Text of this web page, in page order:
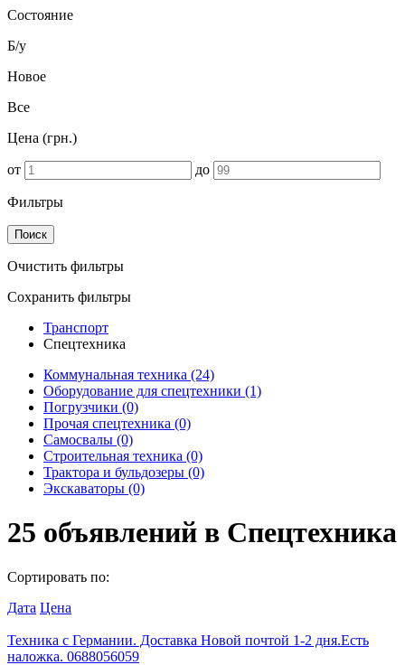
Состояние
Б/у
Новое
Все
Цена (грн.)
от до
Фильтры
Поиск
Очистить фильтры
Сохранить фильтры
Транспорт
Спецтехника
Коммунальная техника (24)
Оборудование для спецтехники (1)
Погрузчики (0)
Прочая спецтехника (0)
Самосвалы (0)
Строительная техника (0)
Трактора и бульдозеры (0)
Экскаваторы (0)
25 объявлений в Спецтехника
Сортировать по:
Дата Цена
Техника с Германии. Доставка Новой почтой 1-2 дня.Есть
наложка. 0688056059